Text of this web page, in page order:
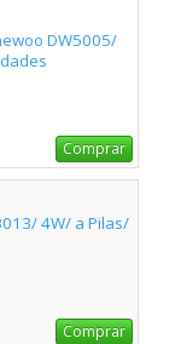
DW5005/
Comprar
4W/ a Pilas/
Comprar